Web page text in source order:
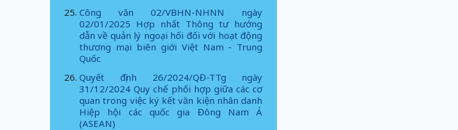
Công văn 02/VBHN-NHNN ngày
02/01/2025 Hợp nhất Thông tư hướng
dẫn về quản lý ngoại hối đối với hoạt động
thương mại biên giới Việt Nam - Trung
Quốc
Quyết định 26/2024/QĐ-TTg ngày
31/12/2024 Quy chế phối hợp giữa các cơ
quan trong việc ký kết văn kiện nhân danh
Hiệp hội các quốc gia Đông Nam Á
(ASEAN)